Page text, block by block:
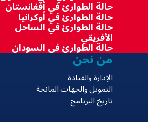
حالة الطوارئ في أفغانستان
حالة الطوارئ في أوكرانيا
حالة الطوارئ في الساحل
الأفريقي
حالة الطوارئ في السودان
من نحن
الإدارة والقيادة
التمويل والجهات المانحة
تاريخ البرنامج